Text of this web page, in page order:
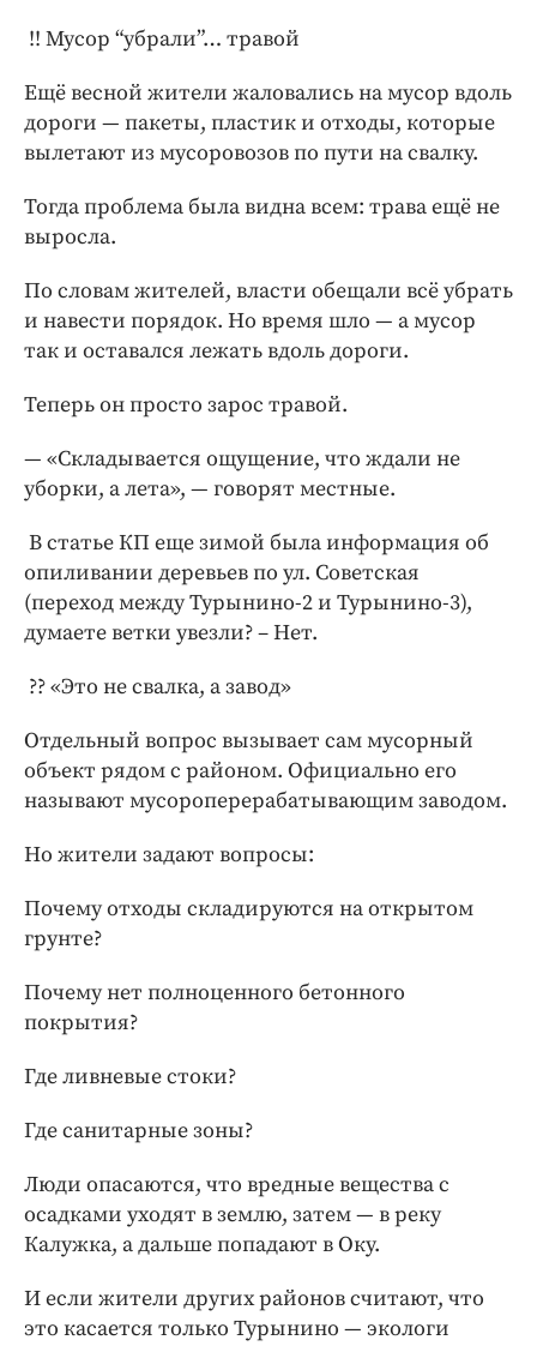
!! Мусор “убрали”… травой
Ещё весной жители жаловались на мусор вдоль
дороги — пакеты, пластик и отходы, которые
вылетают из мусоровозов по пути на свалку.
Тогда проблема была видна всем: трава ещё не
выросла.
По словам жителей, власти обещали всё убрать
и навести порядок. Но время шло — а мусор
так и оставался лежать вдоль дороги.
Теперь он просто зарос травой.
— «Складывается ощущение, что ждали не
уборки, а лета», — говорят местные.
В статье КП еще зимой была информация об
опиливании деревьев по ул. Советская
(переход между Турынино-2 и Турынино-3),
думаете ветки увезли? – Нет.
?? «Это не свалка, а завод»
Отдельный вопрос вызывает сам мусорный
объект рядом с районом. Официально его
называют мусороперерабатывающим заводом.
Но жители задают вопросы:
Почему отходы складируются на открытом
грунте?
Почему нет полноценного бетонного
покрытия?
Где ливневые стоки?
Где санитарные зоны?
Люди опасаются, что вредные вещества с
осадками уходят в землю, затем — в реку
Калужка, а дальше попадают в Оку.
И если жители других районов считают, что
это касается только Турынино — экологи